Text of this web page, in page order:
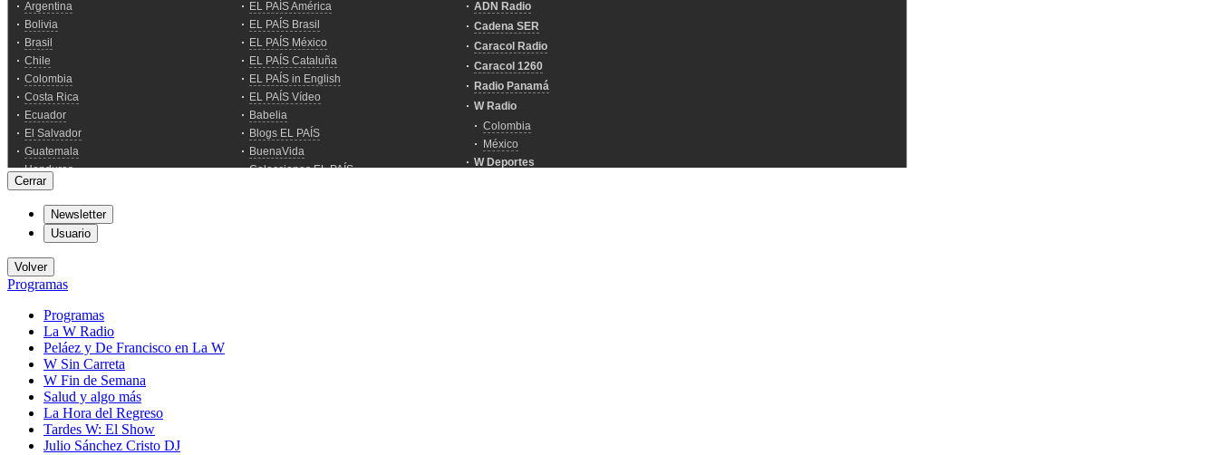
Cerrar
Newsletter
Usuario
Volver
Programas
Programas
La W Radio
Peláez y De Francisco en La W
W Sin Carreta
W Fin de Semana
Salud y algo más
La Hora del Regreso
Tardes W: El Show
Julio Sánchez Cristo DJ